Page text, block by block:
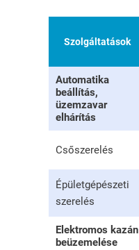
Szolgáltatások
Automatika
beállítás,
üzemzavar
elhárítás
Csőszerelés
Épületgépészeti
szerelés
Elektromos kazán
beüzemelése